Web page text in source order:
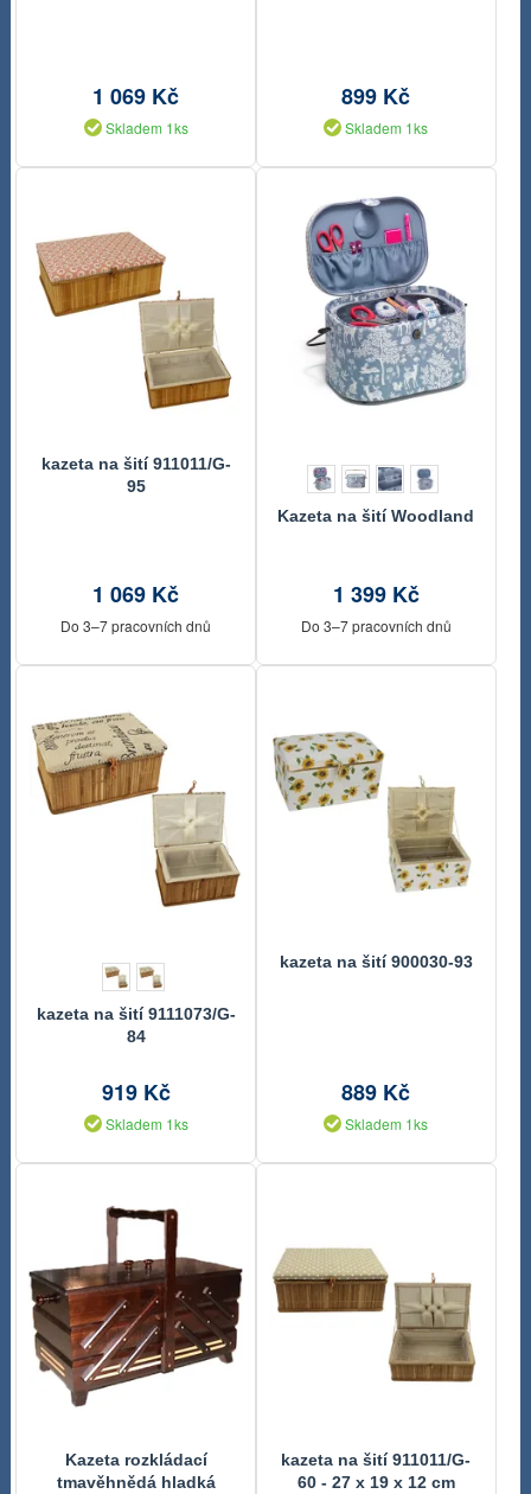
1 069 Kč
Skladem 1ks
899 Kč
Skladem 1ks
kazeta na šití 911011/G-
95
1 069 Kč
Do 3–7 pracovních dnů
Kazeta na šití Woodland
1 399 Kč
Do 3–7 pracovních dnů
kazeta na šití 9111073/G-
84
919 Kč
Skladem 1ks
kazeta na šití 900030-93
889 Kč
Skladem 1ks
Kazeta rozkládací
tmavěhnědá hladká
kazeta na šití 911011/G-
60 - 27 x 19 x 12 cm